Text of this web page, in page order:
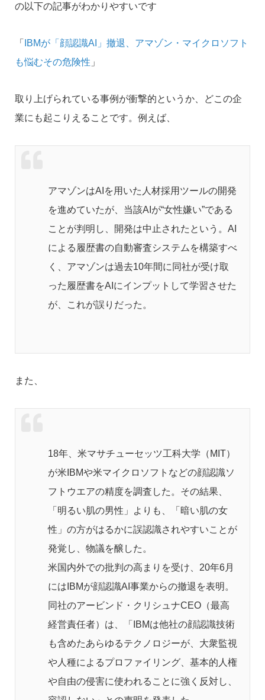
の以下の記事がわかりやすいです
「
IBMが「顔認識AI」撤退、アマゾン・マイクロソフト
も悩むその危険性 」
取り上げられている事例が衝撃的というか、どこの企
業にも起こりえることです。例えば、
アマゾンはAIを用いた人材採用ツールの開発
を進めていたが、当該AIが“女性嫌い”である
ことが判明し、開発は中止されたという。AI
による履歴書の自動審査システムを構築すべ
く、アマゾンは過去10年間に同社が受け取
った履歴書をAIにインプットして学習させた
が、これが誤りだった。
また、
18年、米マサチューセッツ工科大学（MIT）
が米IBMや米マイクロソフトなどの顔認識ソ
フトウエアの精度を調査した。その結果、
「明るい肌の男性」よりも、「暗い肌の女
性」の方がはるかに誤認識されやすいことが
発覚し、物議を醸した。
米国内外での批判の高まりを受け、20年6月
にはIBMが顔認識AI事業からの撤退を表明。
同社のアービンド・クリシュナCEO（最高
経営責任者）は、「IBMは他社の顔認識技術
も含めたあらゆるテクノロジーが、大衆監視
や人種によるプロファイリング、基本的人権
や自由の侵害に使われることに強く反対し、